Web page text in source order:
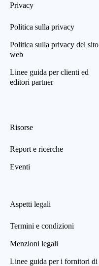
Privacy
Politica sulla privacy
Politica sulla privacy del sito
web
Linee guida per clienti ed
editori partner
Risorse
Report e ricerche
Eventi
Aspetti legali
Termini e condizioni
Menzioni legali
Linee guida per i fornitori di